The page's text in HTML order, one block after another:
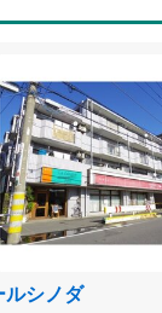
ルシノダ